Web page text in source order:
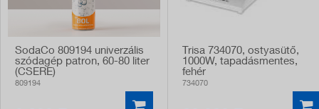
SodaCo 809194 univerzális
szódagép patron, 60-80 liter
(CSERE)
809194
Trisa 734070, ostyasütő,
1000W, tapadásmentes,
fehér
734070